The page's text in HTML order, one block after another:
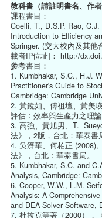
教科書（請註明書名、作
課程書目：
Coelli, T., D.S.P. Rao,
Introduction to Efficiency
Springer. (交大校內及其
載者IP位址]： http://
參考書目：
1. Kumbhakar, S.C., H.J.
Practitioner's Guide to
Cambridge: Cambridge
2. 黃鏡如、傅祖壇、黃美
評估：效率與生產力之理
3. 高強、黃旭男、T.
法》，2版，台北：華泰書
4. 吳濟華、何柏正
法》，台北：華泰書局。
5. Kumbhakar, S.C. and
Analysis, Cambridge:
6. Cooper, W.W., L.M.
Analysis: A
and DEA-Solver Software,
7. 杜拉克等著（2000），